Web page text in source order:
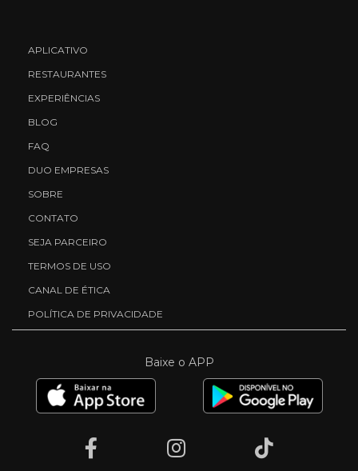
APLICATIVO
RESTAURANTES
EXPERIÊNCIAS
BLOG
FAQ
DUO EMPRESAS
SOBRE
CONTATO
SEJA PARCEIRO
TERMOS DE USO
CANAL DE ÉTICA
POLÍTICA DE PRIVACIDADE
Baixe o APP